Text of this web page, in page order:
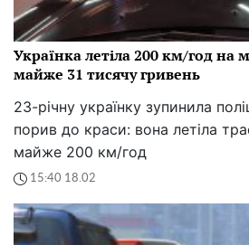
Українка летіла 200 км/год
майже 31 тисячу гривень
23-річну українку зупинила
порив до краси: вона летіла
майже 200 км/год
15:40 18.02